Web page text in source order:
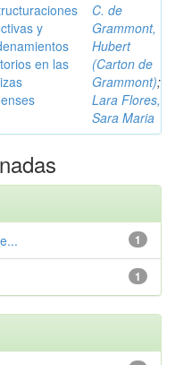
y
en las
C. de
Grammont,
Hubert
(Carton de
Grammont);
Lara Flores,
Sara Maria
1
1